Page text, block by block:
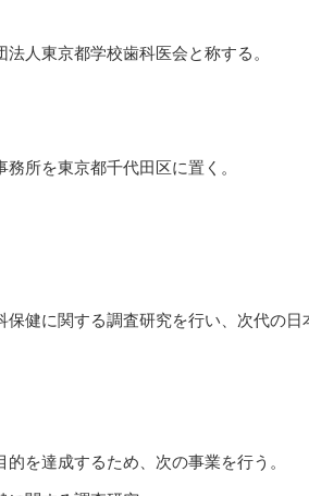
人東京都学校歯科医会と称する。
所を東京都千代田区に置く。
保健に関する調査研究を行い、次代の
を達成するため、次の事業を行う。